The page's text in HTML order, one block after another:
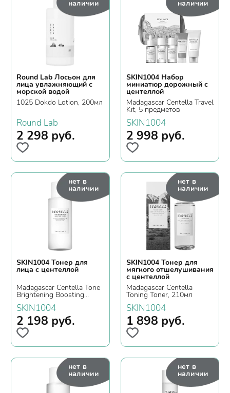
наличии
Round Lab Лосьон для
лица увлажняющий с
морской водой
1025 Dokdo Lotion, 200мл
Round Lab
2 298 руб.
наличии
SKIN1004 Набор
миниатюр дорожный с
центеллой
Madagascar Centella Travel
Kit, 5 предметов
SKIN1004
2 998 руб.
нет в
наличии
SKIN1004 Тонер для
лица с центеллой
Madagascar Centella Tone
Brightening Boosting
Toner, 210мл
SKIN1004
2 198 руб.
нет в
наличии
SKIN1004 Тонер для
мягкого отшелушивания
с центеллой
Madagascar Centella
Toning Toner, 210мл
SKIN1004
1 898 руб.
нет в
наличии
нет в
наличии